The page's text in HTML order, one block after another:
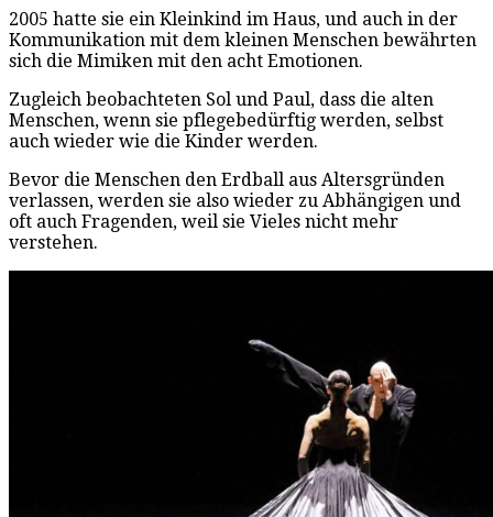
2005 hatte sie ein Kleinkind im Haus, und auch in der
Kommunikation mit dem kleinen Menschen bewährten
sich die Mimiken mit den acht Emotionen.
Zugleich beobachteten Sol und Paul, dass die alten
Menschen, wenn sie pflegebedürftig werden, selbst
auch wieder wie die Kinder werden.
Bevor die Menschen den Erdball aus Altersgründen
verlassen, werden sie also wieder zu Abhängigen und
oft auch Fragenden, weil sie Vieles nicht mehr
verstehen.